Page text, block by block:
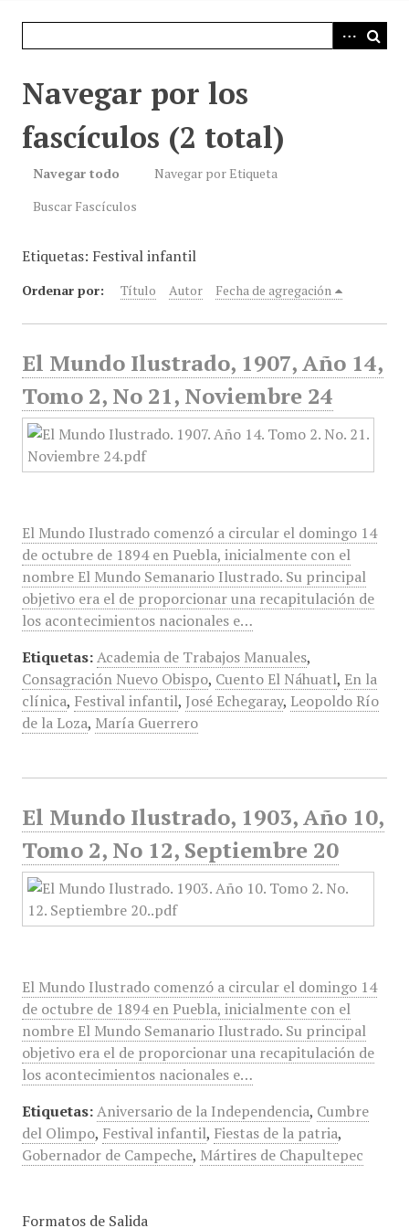
Navegar por los
fascículos (2 total)
Navegar todo
Navegar por Etiqueta
Buscar Fascículos
Etiquetas: Festival infantil
Ordenar por: Título Autor Fecha de agregación
El Mundo Ilustrado, 1907, Año 14,
Tomo 2, No 21, Noviembre 24
El Mundo Ilustrado comenzó a circular el domingo 14
de octubre de 1894 en Puebla, inicialmente con el
nombre El Mundo Semanario Ilustrado. Su principal
objetivo era el de proporcionar una recapitulación de
los acontecimientos nacionales e…
Etiquetas: Academia de Trabajos Manuales,
Consagración Nuevo Obispo, Cuento El Náhuatl, En la
clínica, Festival infantil, José Echegaray, Leopoldo Río
de la Loza, María Guerrero
El Mundo Ilustrado, 1903, Año 10,
Tomo 2, No 12, Septiembre 20
El Mundo Ilustrado comenzó a circular el domingo 14
de octubre de 1894 en Puebla, inicialmente con el
nombre El Mundo Semanario Ilustrado. Su principal
objetivo era el de proporcionar una recapitulación de
los acontecimientos nacionales e…
Etiquetas: Aniversario de la Independencia, Cumbre
del Olimpo, Festival infantil, Fiestas de la patria,
Gobernador de Campeche, Mártires de Chapultepec
Formatos de Salida